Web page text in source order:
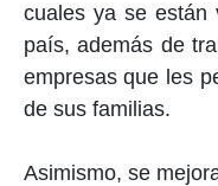
cuales ya se están
país, además de
empresas que les
de sus familias.
Asimismo, se